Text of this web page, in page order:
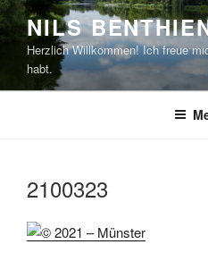
Zum
Inhalt
springen
NILS
Herzlich Willkommen! Ich freue
habt.
2100323